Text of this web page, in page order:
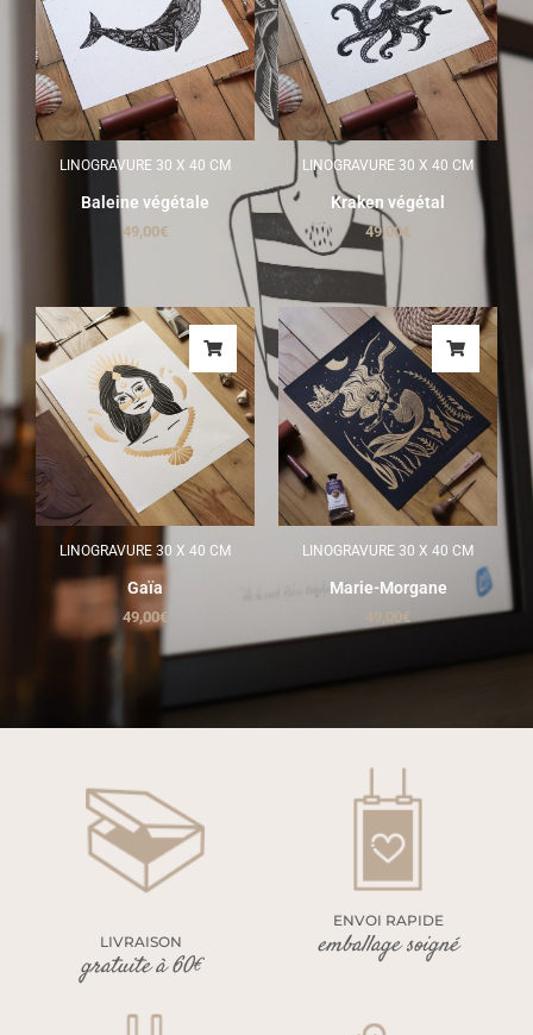
LINOGRAVURE 30 X 40 CM
Baleine végétale
49,00€
LINOGRAVURE 30 X 40 CM
Kraken végétal
49,00€
LINOGRAVURE 30 X 40 CM
Gaïa
49,00€
LINOGRAVURE 30 X 40 CM
Marie-Morgane
49,00 €
LIVRAISON
gratuite à 60€
ENVOI RAPIDE
emballage soigné